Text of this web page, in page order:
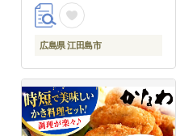
セット 魚介類 和食 海
鮮 海産物 広島県産 江
田島市/株式会社かなわ
広島県 江田島市